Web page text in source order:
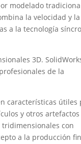
modelado
la velocidad y la
a la tecnología
3D.
de la
características útiles
y otros artefactos
con
a la producción